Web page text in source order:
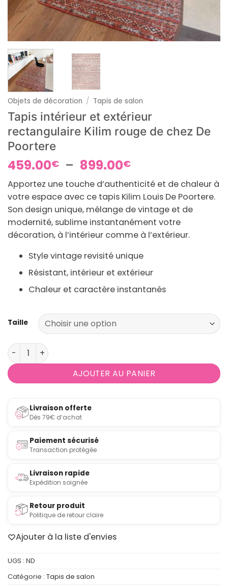
Objets de décoration / Tapis de salon
Tapis intérieur et extérieur
rectangulaire Kilim rouge de chez De
Poortere
459.00€ – 899.00€Plage
de
prix :
459.00€
à
899.00€
Apportez une touche d’authenticité et de chaleur à
votre espace avec ce tapis Kilim Louis De Poortere.
Son design unique, mélange de vintage et de
modernité, sublime instantanément votre
décoration, à l’intérieur comme à l’extérieur.
Style vintage revisité unique
Résistant, intérieur et extérieur
Chaleur et caractère instantanés
Taille
quantité de Tapis intérieur et extérieur rectangulaire
AJOUTER AU PANIER
Livraison offerte
Dès 79€ d’achat
Paiement sécurisé
Transaction protégée
Livraison rapide
Expédition soignée
Retour produit
Politique de retour claire
Ajouter à la liste d'envies
UGS : ND
Catégorie : Tapis de salon